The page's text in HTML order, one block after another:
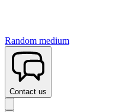
Random medium
Contact us